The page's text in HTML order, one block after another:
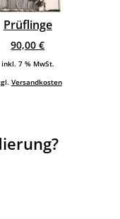
Prüflinge
90,00€
inkl. 7 % MwSt.
Versandkosten